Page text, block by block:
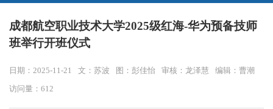
成都航空职业技术大学2025级红海-华为预备技师
班举行开班仪式
日期：2025-11-21 文：苏波 图：彭佳怡 审核：龙泽慧 编辑：曹潮
访问量： 612